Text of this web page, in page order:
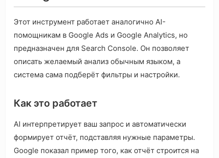
Этот инструмент работает аналогично AI-
помощникам в Google Ads и Google Analytics, но
предназначен для Search Console. Он позволяет
описать желаемый анализ обычным языком, а
система сама подберёт фильтры и настройки.
Как это работает
AI интерпретирует ваш запрос и автоматически
формирует отчёт, подставляя нужные параметры.
Google показал пример того, как отчёт строится на